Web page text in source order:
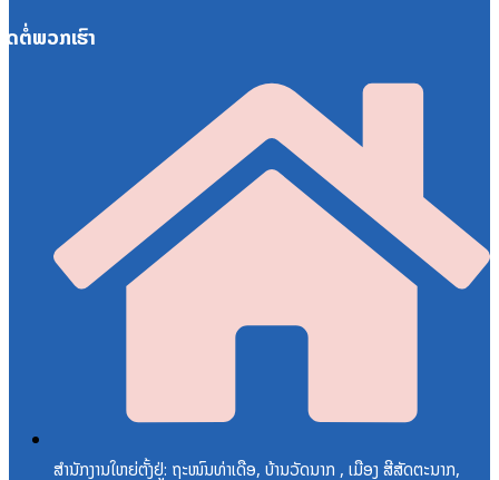
ຕໍ່ພວກເຮົາ
ສຳນັກງານໃຫຍ່ຕັ້ງຢູ່: ຖະໜົນທ່າເດືອ, ບ້ານວັດນາກ , ເມືອງ ສີສັດຕະນາກ,